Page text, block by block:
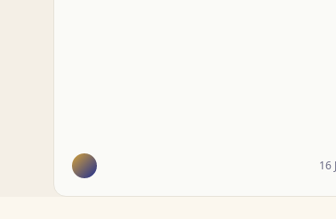
16